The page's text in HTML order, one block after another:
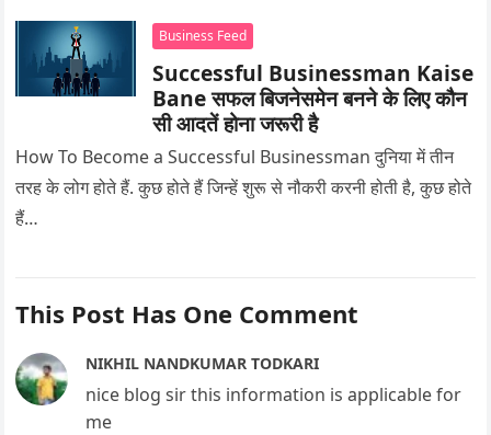
Business Feed
Successful Businessman Kaise
Bane सफल बिजनेसमेन बनने के लिए कौन
सी आदतें होना जरूरी है
How To Become a Successful Businessman दुनिया में तीन
तरह के लोग होते हैं. कुछ होते हैं जिन्हें शुरू से नौकरी करनी होती है, कुछ होते
हैं…
This Post Has One Comment
NIKHIL NANDKUMAR TODKARI
nice blog sir this information is applicable for
me